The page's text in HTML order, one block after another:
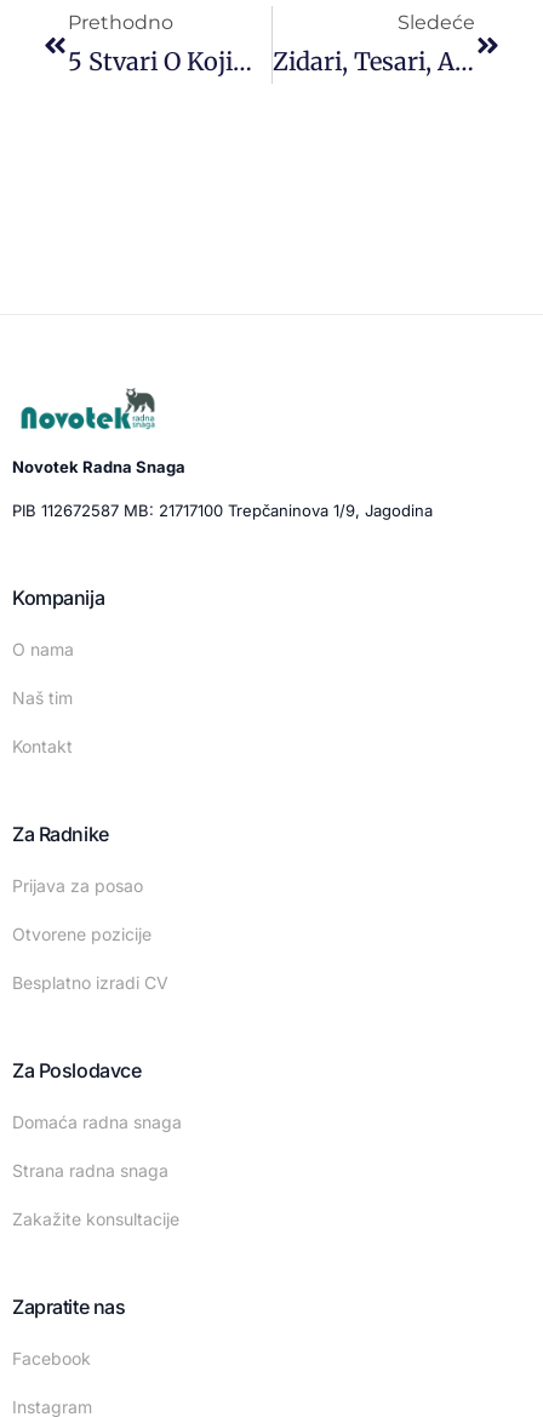
Prethodno
5 Stvari O Kojima Treba Da Vodite Računa Na Razgovoru Za Posao?
Sledeće
Zidari, Tesari, Armirači Za Rad U Hrvatskoj
Novotek Radna Snaga
PIB 112672587 MB: 21717100 Trepčaninova 1/9, Jagodina
Kompanija
O nama
Naš tim
Kontakt
Za Radnike
Prijava za posao
Otvorene pozicije
Besplatno izradi CV
Za Poslodavce
Domaća radna snaga
Strana radna snaga
Zakažite konsultacije
Zapratite nas
Facebook
Instagram